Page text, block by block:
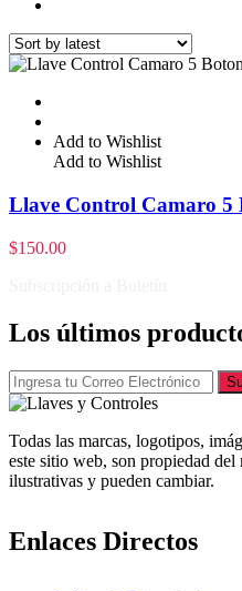
Add to Wishlist
Add to Wishlist
Llave Control Camaro 5
$150.00
Los últimos
Todas las marcas, logotipos,
este sitio web, son propiedad del
ilustrativas y pueden cambiar.
Enlaces Directos